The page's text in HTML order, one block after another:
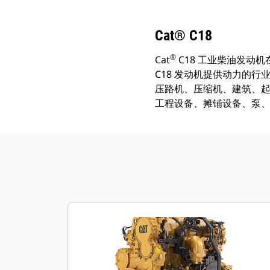
Cat® C18
Cat® C18 工业柴油发动
C18 发动机提供动力的行
压路机、压缩机、建筑、
工程设备、摊铺设备、泵